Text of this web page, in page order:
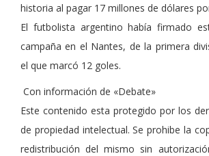
historia al pagar 17 millones de dólares
El futbolista argentino había firmado
campaña en el Nantes, de la primera
el que marcó 12 goles.
Con información de «Debate»
Este contenido esta protegido por los
de propiedad intelectual. Se prohibe la
redistribución del mismo sin